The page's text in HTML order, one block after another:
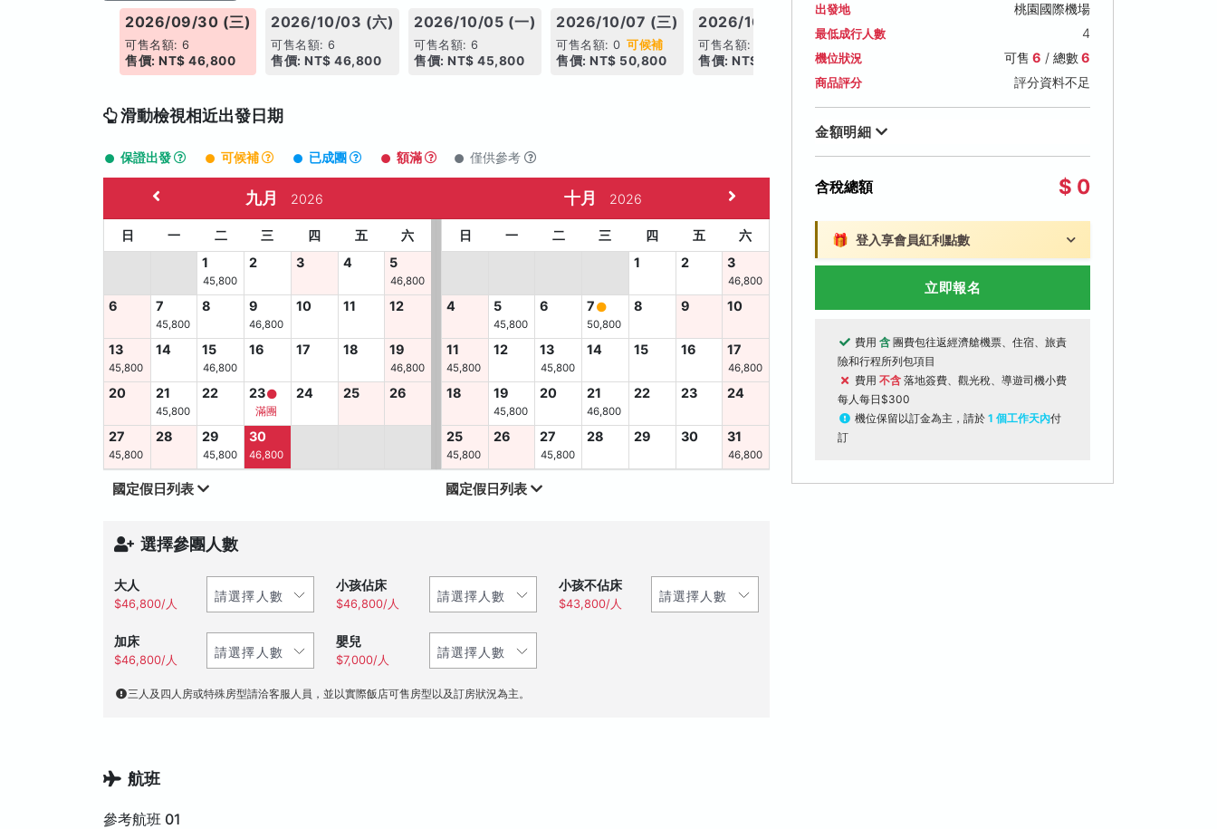
2026/09/30 (三)
可售名額: 6
售價: NT$ 46,800
2026/10/03 (六)
可售名額: 6
售價: NT$ 46,800
2026/10/05 (一)
可售名額: 6
售價: NT$ 45,800
2026/10/07 (三)
可售名額: 0 可候補
售價: NT$ 50,800
2026/10/11 (日)
可售名額: 6
售價: NT$ 45,800 售價: NT$ 45,800 售價: NT$ 46,800
滑動檢視相近出發日期
保證出發 可候補 已成團 額滿 僅供參考
九月 2026
日 一 二 三 四 五
六
1
45,800
2 3 4 5
46,800
6 7
45,800
8 9
46,800
10 11 12
13
45,800
14 15
46,800
16 17 18 19
46,800
20 21
45,800
22 23
滿團
24 25 26
27
45,800
28 29
45,800
30
46,800
國定假日列表
十月 2026
日 一 二 三 四 五
六
1
2 3
46,800
4 5
45,800
6 7
50,800
8 9 10
11
45,800
12 13
45,800
14 15 16 17
46,800
18 19
45,800
20 21
46,800
22 23 24
25
45,800
26 27
45,800
28 29 30 31
46,800
國定假日列表
選擇參團人數
大人
$46,800/人
小孩佔床
$46,800/人
小孩不佔床
$43,800/人
加床
$46,800/人
嬰兒
$7,000/人
三人及四人房或特殊房型請洽客服人員，並以實際飯店可售房型以及訂房狀況為主。
航班
參考航班 01
出發地 桃園國際機場
最低成行人數 4
機位狀況 可售 6 / 總數6
商品評分 評分資料不足
金額明細
含稅總額 $ 0
🎁 登入享會員紅利點數
立即報名
費用 含 團費包往返經濟艙機票、住宿、旅責
險和行程所列包項目
費用 不含 落地簽費、觀光稅、導遊司機小費
每人每日$300
機位保留以訂金為主，請於 1 個工作天內付
訂